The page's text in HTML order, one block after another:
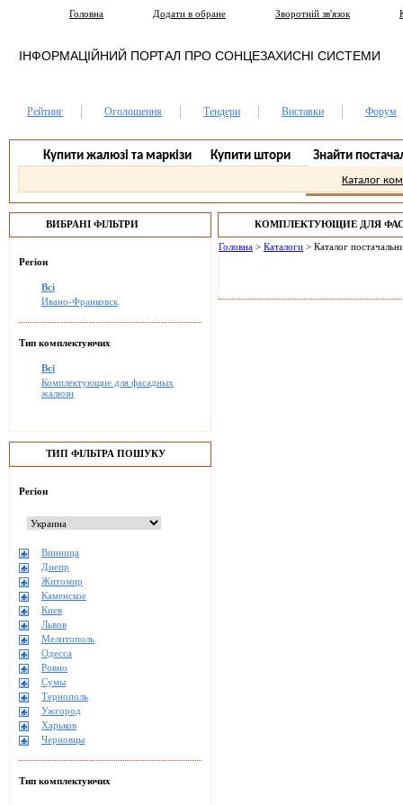
Головна Додати в обране Зворотній зв'язок
ІНФОРМАЦІЙНИЙ ПОРТАЛ ПРО СОНЦЕЗАХИСНІ СИСТЕМИ
Рейтинг Оголошення Тендери Виставки Форум
Купити жалюзі та маркізи Купити штори Знайти
Каталог
ВИБРАНІ ФІЛЬТРИ
Регіон
Всі
Ивано-Франковск
Тип комплектуючих
Всі
Комплектующие для фасадных
жалюзи
ТИП ФІЛЬТРА ПОШУКУ
Регіон
Винница
Днепр
Житомир
Каменское
Киев
Львов
Мелитополь
Одесса
Ровно
Сумы
Тернополь
Ужгород
Харьков
Черновцы
Тип комплектуючих
КОМПЛЕКТУЮЩИЕ ДЛЯ
ИВАНО-ФРАНКОВСК.
Головна > Каталоги > Каталог